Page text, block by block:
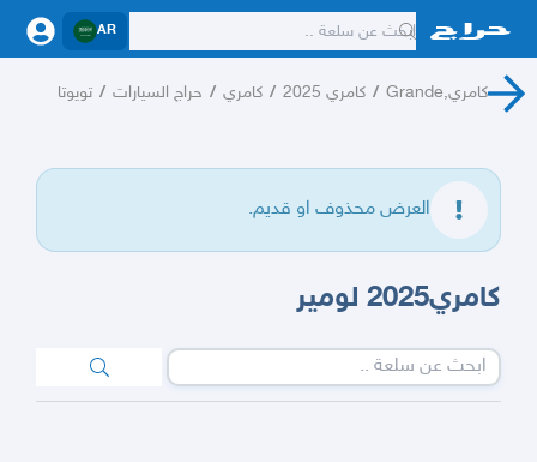
AR
كامري,Grande / كامري 2025 / كامري / حراج السيارات / تويوتا
العرض محذوف او قديم.
كامري2025 لومير